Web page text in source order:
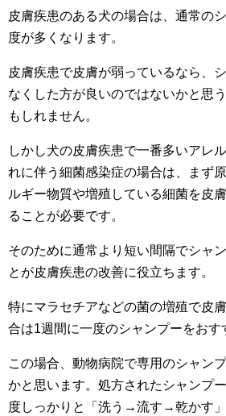
皮膚疾患のある犬の場合は、通常の
度が多くなります。
皮膚疾患で皮膚が弱っているなら、
なくした方が良いのではないかと思
もしれません。
しかし犬の皮膚疾患で一番多いアレ
れに伴う細菌感染症の場合は、まず
ルギー物質や増殖している細菌を皮
ることが必要です。
そのために通常より短い間隔でシャ
とが皮膚疾患の改善に役立ちます。
特にマラセチアなどの菌の増殖で皮
合は1週間に一度のシャンプーをおす
この場合、動物病院で専用のシャン
かと思います。処方されたシャンプ
度しっかりと「洗う→流す→乾かす